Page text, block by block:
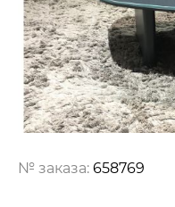
№ заказа: 658769